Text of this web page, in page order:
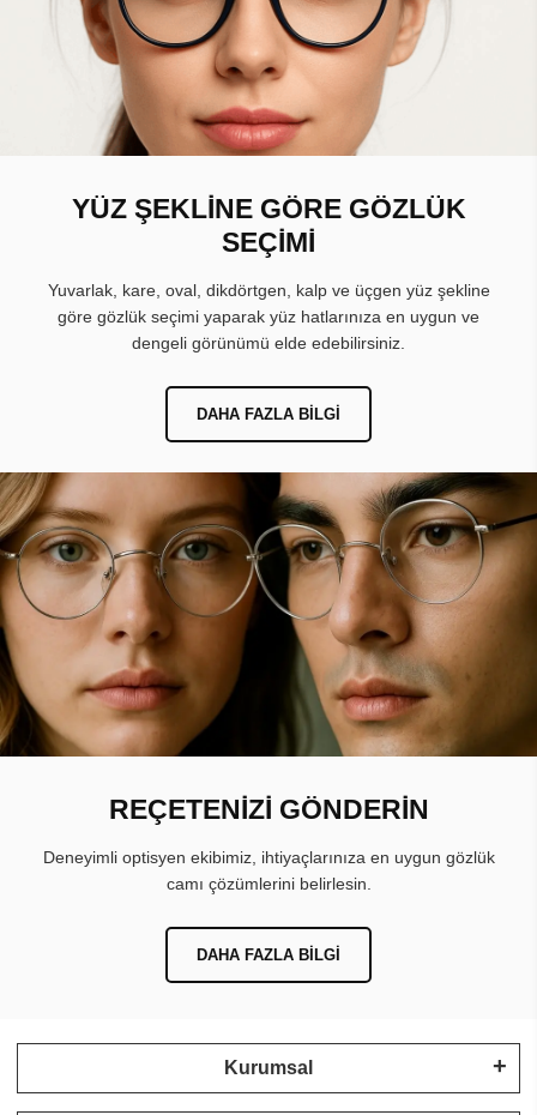
YÜZ ŞEKLİNE GÖRE GÖZLÜK
SEÇİMİ
Yuvarlak, kare, oval, dikdörtgen, kalp ve üçgen yüz şekline
göre gözlük seçimi yaparak yüz hatlarınıza en uygun ve
dengeli görünümü elde edebilirsiniz.
DAHA FAZLA BILGI
REÇETENİZİ GÖNDERİN
Deneyimli optisyen ekibimiz, ihtiyaçlarınıza en uygun gözlük
camı çözümlerini belirlesin.
DAHA FAZLA BILGI
Kurumsal